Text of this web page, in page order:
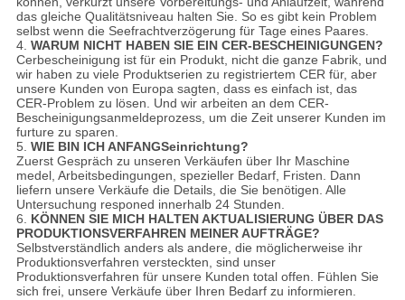
das gleiche Qualitätsniveau halten Sie. So es gibt kein Problem
selbst wenn die Seefrachtverzögerung für Tage eines Paares.
4. WARUM NICHT HABEN SIE EIN CER-BESCHEINIGUNGEN?
Cerbescheinigung ist für ein Produkt, nicht die ganze Fabrik, und
wir haben zu viele Produktserien zu registriertem CER für, aber
unsere Kunden von Europa sagten, dass es einfach ist, das
CER-Problem zu lösen. Und wir arbeiten an dem CER-
Bescheinigungsanmeldeprozess, um die Zeit unserer Kunden im
furture zu sparen.
5. WIE BIN ICH ANFANGSeinrichtung?
Zuerst Gespräch zu unseren Verkäufen über Ihr Maschine
medel, Arbeitsbedingungen, spezieller Bedarf, Fristen. Dann
liefern unsere Verkäufe die Details, die Sie benötigen. Alle
Untersuchung responed innerhalb 24 Stunden.
6. KÖNNEN SIE MICH HALTEN AKTUALISIERUNG ÜBER DAS
PRODUKTIONSVERFAHREN MEINER AUFTRÄGE?
Selbstverständlich anders als andere, die möglicherweise ihr
Produktionsverfahren versteckten, sind unser
Produktionsverfahren für unsere Kunden total offen. Fühlen Sie
sich frei, unsere Verkäufe über Ihren Bedarf zu informieren.